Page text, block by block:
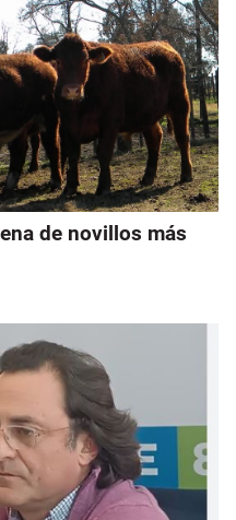
de novillos más